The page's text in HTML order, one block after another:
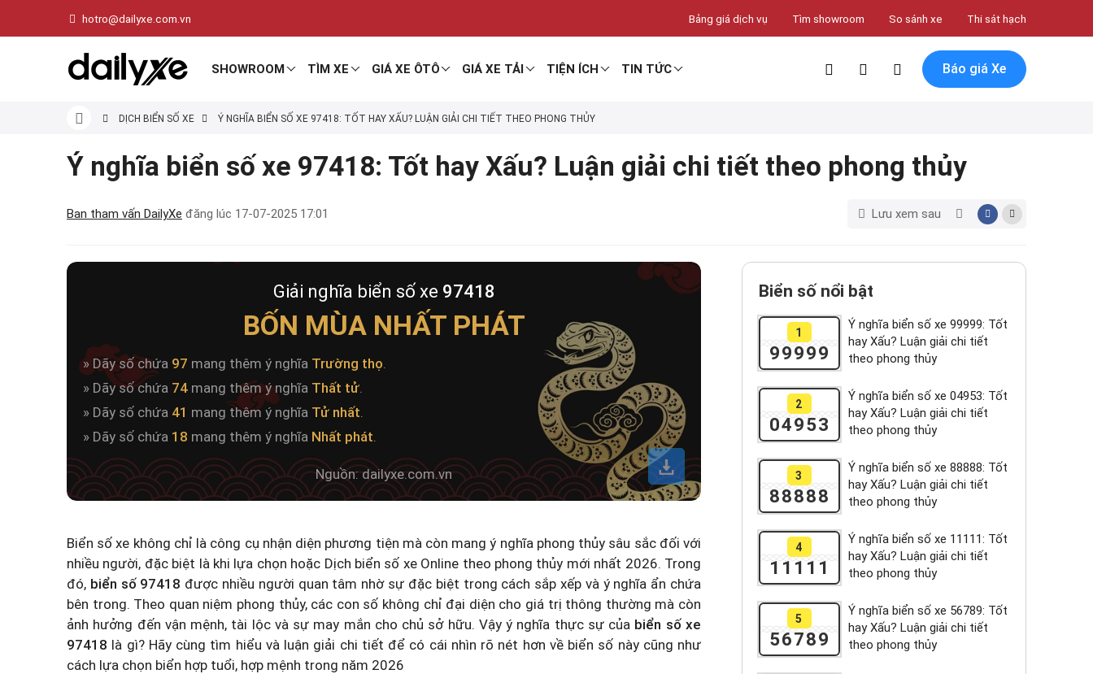
hotro@dailyxe.com.vn Bảng giá dịch vụ Tìm showroom So sánh xe Thi sát hạch
SHOWROOM TÌM XE GIÁ XE ÔTÔ GIÁ XE TẢI TIỆN ÍCH TIN TỨC Báo giá Xe
DỊCH BIỂN SỐ XE Ý NGHĨA BIỂN SỐ XE 97418: TỐT HAY XẤU? LUẬN GIẢI CHI TIẾT THEO PHONG THỦY
Ý nghĩa biển số xe 97418: Tốt hay Xấu? Luận giải chi tiết theo phong thủy
Ban tham vấn DailyXe đăng lúc 17-07-2025 17:01 Lưu xem sau
Giải nghĩa biển số xe 97418
BỐN MÙA NHẤT PHÁT
» Dãy số chứa 97 mang thêm ý nghĩa Trường thọ.
» Dãy số chứa 74 mang thêm ý nghĩa Thất tử.
» Dãy số chứa 41 mang thêm ý nghĩa Tử nhất.
» Dãy số chứa 18 mang thêm ý nghĩa Nhất phát.
Nguồn: dailyxe.com.vn
Biển số xe không chỉ là công cụ nhận diện phương tiện mà còn mang ý nghĩa phong thủy sâu sắc đối với
nhiều người, đặc biệt là khi lựa chọn hoặc Dịch biển số xe Online theo phong thủy mới nhất 2026. Trong
đó, biển số 97418 được nhiều người quan tâm nhờ sự đặc biệt trong cách sắp xếp và ý nghĩa ẩn chứa
bên trong. Theo quan niệm phong thủy, các con số không chỉ đại diện cho giá trị thông thường mà còn
ảnh hưởng đến vận mệnh, tài lộc và sự may mắn cho chủ sở hữu. Vậy ý nghĩa thực sự của biển số xe
97418 là gì? Hãy cùng tìm hiểu và luận giải chi tiết để có cái nhìn rõ nét hơn về biển số này cũng như
cách lựa chọn biển hợp tuổi, hợp mệnh trong năm 2026
Biển số nổi bật
1
99999
Ý nghĩa biển số xe 99999: Tốt
hay Xấu? Luận giải chi tiết
theo phong thủy
2
04953
Ý nghĩa biển số xe 04953: Tốt
hay Xấu? Luận giải chi tiết
theo phong thủy
3
88888
Ý nghĩa biển số xe 88888: Tốt
hay Xấu? Luận giải chi tiết
theo phong thủy
4
11111
Ý nghĩa biển số xe 11111: Tốt
hay Xấu? Luận giải chi tiết
theo phong thủy
5
56789
Ý nghĩa biển số xe 56789: Tốt
hay Xấu? Luận giải chi tiết
theo phong thủy